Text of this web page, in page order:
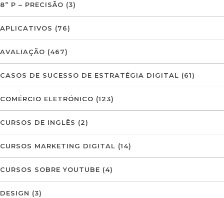
8º P – PRECISÃO (3)
APLICATIVOS (76)
AVALIAÇÃO (467)
CASOS DE SUCESSO DE ESTRATÉGIA DIGITAL (61)
COMÉRCIO ELETRÓNICO (123)
CURSOS DE INGLÊS (2)
CURSOS MARKETING DIGITAL (14)
CURSOS SOBRE YOUTUBE (4)
DESIGN (3)